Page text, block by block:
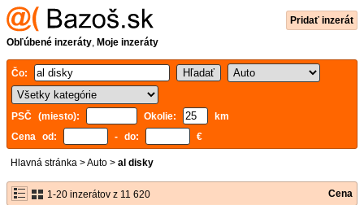
Pridať inzerát
Obľúbené inzeráty, Moje inzeráty
Čo:
PSČ (miesto): Okolie:
km
Cena od:
- do: €
Hlavná stránka >Auto > al disky
1-20 inzerátov z 11 620 Cena